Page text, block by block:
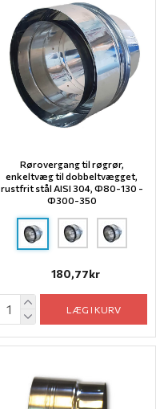
Rørovergang til røgrør,
enkeltvæg til dobbeltvægget,
rustfrit stål AISI 304, Ф80-130 -
Ф300-350
180,77kr
LÆG I KURV